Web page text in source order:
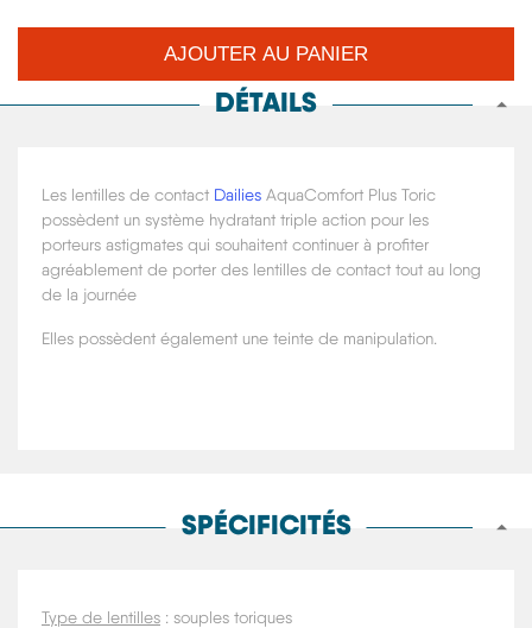
DÉTAILS
Les lentilles de contact Dailies AquaComfort Plus Toric
possèdent un système hydratant triple action pour les
porteurs astigmates qui souhaitent continuer à profiter
agréablement de porter des lentilles de contact tout au long
de la journée
Elles possèdent également une teinte de manipulation.
SPÉCIFICITÉS
Type de lentilles : souples toriques